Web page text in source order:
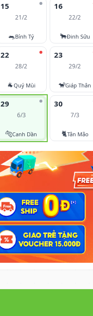
15
21/2
🐀Bính Tý
16
22/2
🐂Đinh Sửu
22
28/2
🐐Quý Mùi
23
29/2
🐒Giáp Thân
29
6/3
🐅Canh Dần
30
7/3
🐈Tân Mão